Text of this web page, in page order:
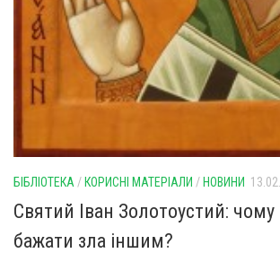
БІБЛІОТЕКА / КОРИСНІ МАТЕРІАЛИ / НОВИНИ
Святий Іван Золотоустий:
бажати зла іншим?